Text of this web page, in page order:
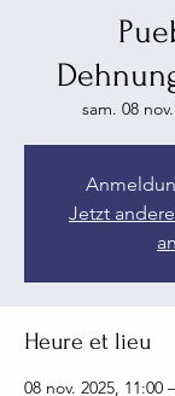
sam. 08 nov.
Jetzt
Heure et lieu
08 nov. 2025, 11:00